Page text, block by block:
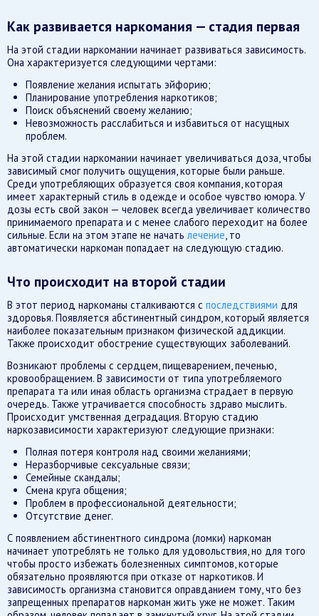
Как развивается наркомания — стадия первая
На этой стадии наркомании начинает развиваться зависимость.
Она характеризуется следующими чертами:
Появление желания испытать эйфорию;
Планирование употребления наркотиков;
Поиск объяснений своему желанию;
Невозможность расслабиться и избавиться от насущных
проблем.
На этой стадии наркомании начинает увеличиваться доза, чтобы
зависимый смог получить ощущения, которые были раньше.
Среди употребляющих образуется своя компания, которая
имеет характерный стиль в одежде и особое чувство юмора. У
дозы есть свой закон — человек всегда увеличивает количество
принимаемого препарата и с менее слабого переходит на более
сильные. Если на этом этапе не начать лечение , то
автоматически наркоман попадает на следующую стадию.
Что происходит на второй стадии
В этот период наркоманы сталкиваются с последствиями для
здоровья. Появляется абстинентный синдром, который является
наиболее показательным признаком физической аддикции.
Также происходит обострение существующих заболеваний.
Возникают проблемы с сердцем, пищеварением, печенью,
кровообращением. В зависимости от типа употребляемого
препарата та или иная область организма страдает в первую
очередь. Также утрачивается способность здраво мыслить.
Происходит умственная деградация. Вторую стадию
наркозависимости характеризуют следующие признаки:
Полная потеря контроля над своими желаниями;
Неразборчивые сексуальные связи;
Семейные скандалы;
Смена круга общения;
Проблем в профессиональной деятельности;
Отсутствие денег.
С появлением абстинентного синдрома (ломки) наркоман
начинает употреблять не только для удовольствия, но для того
чтобы просто избежать болезненных симптомов, которые
обязательно проявляются при отказе от наркотиков. И
зависимость организма становится оправданием тому, что без
запрещенных препаратов наркоман жить уже не может. Таким